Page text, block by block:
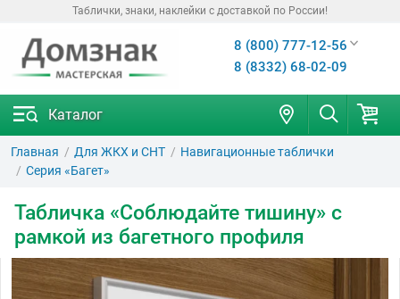
Таблички, знаки, наклейки с доставкой по России!
8 (800) 777-12-56
8 (8332) 68-02-09
Каталог
Главная Для ЖКХ и СНТ
Навигационные таблички
Серия «Багет»
Табличка «Соблюдайте тишину» с
рамкой из багетного профиля